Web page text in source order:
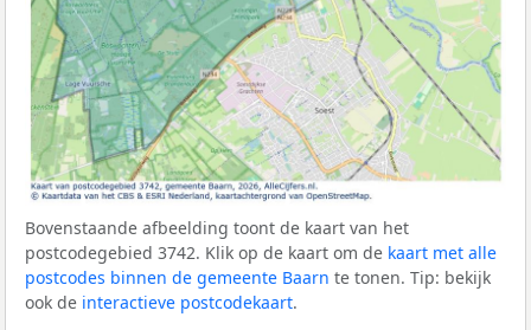
Bovenstaande afbeelding toont de kaart van het
postcodegebied 3742. Klik op de kaart om de kaart met alle
postcodes binnen de gemeente Baarn te tonen. Tip: bekijk
ook de interactieve postcodekaart.